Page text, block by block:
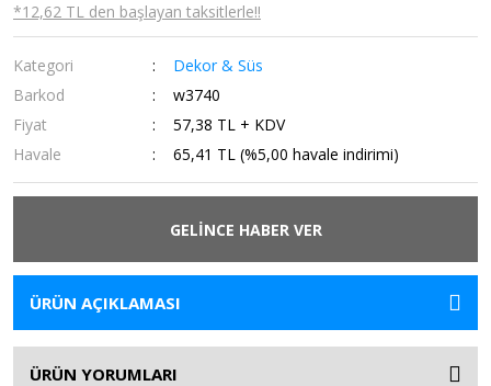
*12,62 TL den başlayan taksitlerle!!
Kategori
Dekor & Süs
Barkod
w3740
Fiyat
57,38 TL + KDV
Havale
65,41 TL (%5,00 havale indirimi)
GELİNCE HABER VER
ÜRÜN AÇIKLAMASI
ÜRÜN YORUMLARI